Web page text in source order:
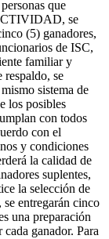
que
se
(5) ganadores,
de ISC,
familiar y
se
sistema de
los posibles
con todos
con el
y condiciones
la calidad de
suplentes,
la selección de
entregarán cinco
una preparación
ganador. Para